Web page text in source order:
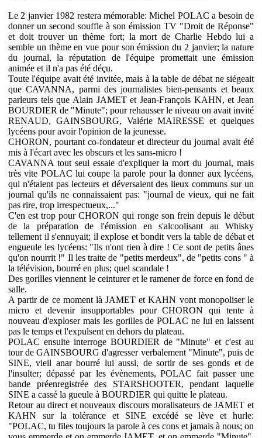
Le 2 janvier 1982 restera mémorable: Michel POLAC a besoin de
donner un second souffle à son émission TV "Droit de Réponse"
et doit trouver un thème fort; la mort de Charlie Hebdo lui a
semble un thème en vue pour son émission du 2 janvier; la nature
du journal, la réputation de l'équipe promettait une émission
animée et il n'a pas été déçu.
Toute l'équipe avait été invitée, mais à la table de débat ne siégeait
que CAVANNA, parmi des journalistes bien-pensants et beaux
parleurs tels que Alain JAMET et Jean-François KAHN, et Jean
BOURDIER de "Minute"; pour rehausser le niveau on avait invité
RENAUD, GAINSBOURG, Valérie MAIRESSE et quelques
lycéens pour avoir l'opinion de la jeunesse.
CHORON, pourtant co-fondateur et directeur du journal avait été
mis à l'écart avec les obscurs et les sans-micro !
CAVANNA tout seul essaie d'expliquer la mort du journal, mais
très vite POLAC lui coupe la parole pour la donner aux lycéens,
qui n'étaient pas lecteurs et déversaient des lieux communs sur un
journal qu'ils ne connaissaient pas: "journal de vieux, qui ne fait
pas rire, trop irrespectueux,..."
C'en est trop pour CHORON qui ronge son frein depuis le début
de la préparation de l'émission en s'alcoolisant au Whisky
tellement il s'ennuyait; il explose et bondit vers la table de débat et
engueule les lycéens: "Ils n'ont rien à dire ! Ce sont de petits ânes
qu'on nourrit !" Il les traite de "petits merdeux", de "petits cons " à
la télévision, bourré en plus; quel scandale !
Des gorilles viennent le ceinturer et le ramener de force en fond de
salle.
A partir de ce moment là JAMET et KAHN vont monopoliser le
micro et devenir insupportables pour CHORON qui tente à
nouveau d'exploser mais les gorilles de POLAC ne lui en laissent
pas le temps et l'expulsent en dehors du plateau.
POLAC ensuite interroge BOURDIER de "Minute" et c'est au
tour de GAINSBOURG d'agresser verbalement "Minute", puis de
SINE, vieil anar bourré lui aussi, de sortir de ses gonds et de
l'insulter; dépassé par les évènements, POLAC fait passer une
bande préenregistrée des STARSHOOTER, pendant laquelle
SINE a cassé la gueule à BOURDIER qui quitte le plateau.
Retour au direct et nouveaux discours moralisateurs de JAMET et
KAHN sur la tolérance et SINE excédé se lève et hurle:
"POLAC, tu files toujours la parole à ces cons et jamais à nous; on